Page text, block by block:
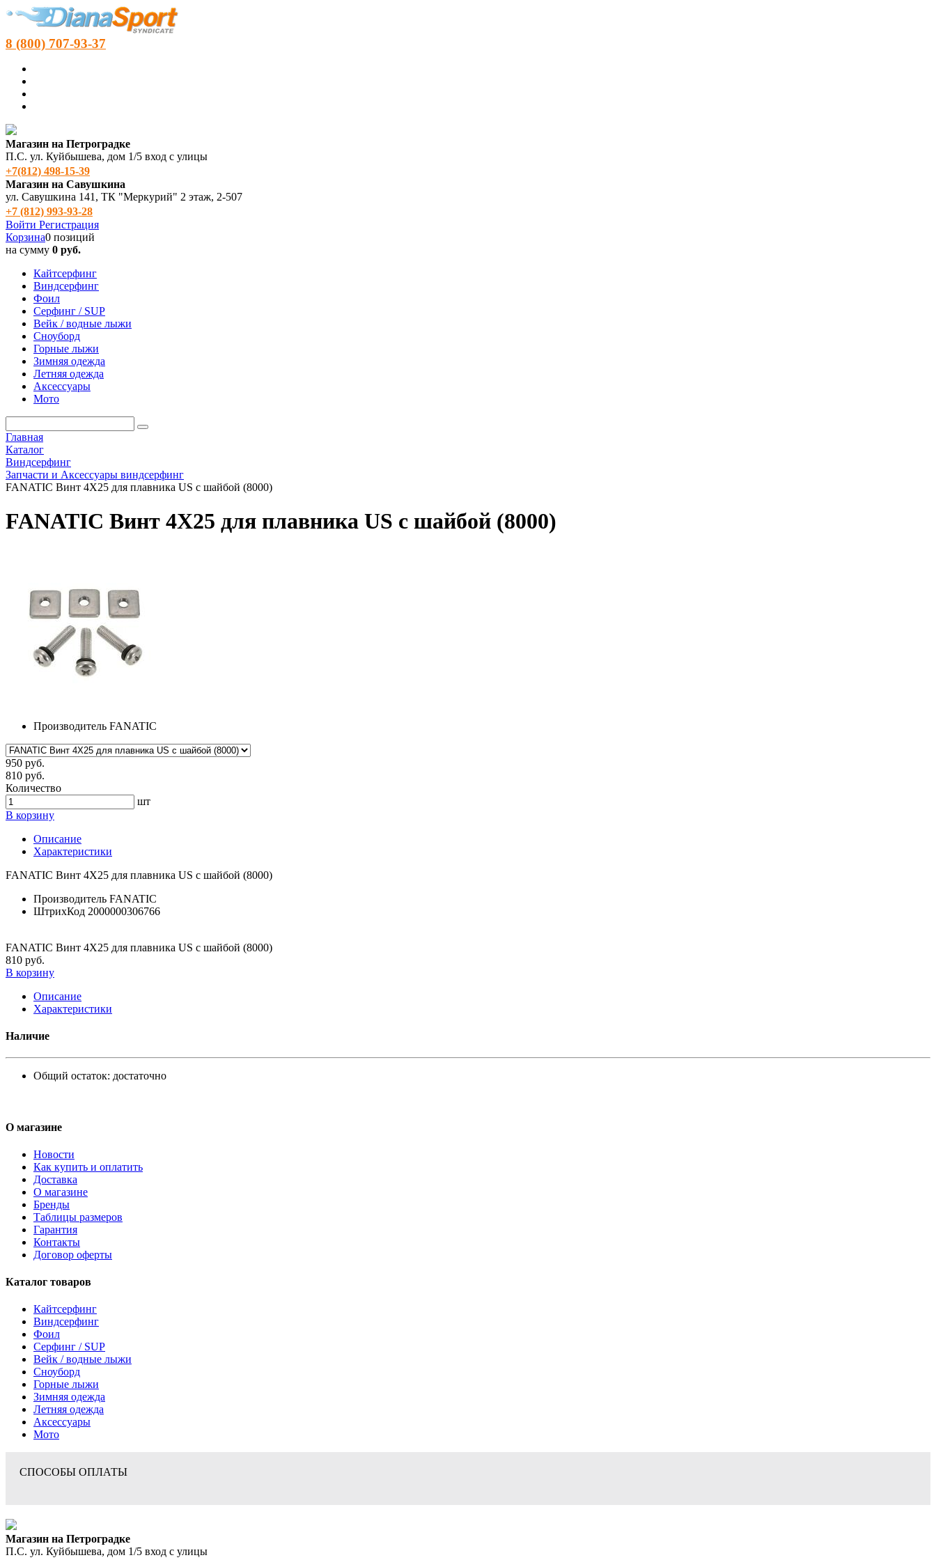
8 (800) 707-93-37
Магазин на Петроградке
П.С. ул. Куйбышева, дом 1/5 вход с улицы
+7(812) 498‑15-39
Магазин на Савушкина
ул. Савушкина 141, ТК "Меркурий" 2 этаж, 2-507
+7 (812) 993-93-28
Войти Регистрация
Корзина0 позиций
на сумму 0 руб.
Кайтсерфинг
Виндсерфинг
Фоил
Серфинг / SUP
Вейк / водные лыжи
Сноуборд
Горные лыжи
Зимняя одежда
Летняя одежда
Аксессуары
Мото
Главная
Каталог
Виндсерфинг
Запчасти и Аксессуары виндсерфинг
FANATIC Винт 4Х25 для плавника US с шайбой (8000)
FANATIC Винт 4Х25 для плавника US с шайбой (8000)
Производитель FANATIC
950 руб.
810 руб.
Количество
шт
В корзину
Описание
Характеристики
FANATIC Винт 4Х25 для плавника US с шайбой (8000)
Производитель FANATIC
ШтрихКод 2000000306766
FANATIC Винт 4Х25 для плавника US с шайбой (8000)
810 руб.
В корзину
Описание
Характеристики
Наличие
Общий остаток: достаточно
О магазине
Новости
Как купить и оплатить
Доставка
О магазине
Бренды
Таблицы размеров
Гарантия
Контакты
Договор оферты
Каталог товаров
Кайтсерфинг
Виндсерфинг
Фоил
Серфинг / SUP
Вейк / водные лыжи
Сноуборд
Горные лыжи
Зимняя одежда
Летняя одежда
Аксессуары
Мото
СПОСОБЫ ОПЛАТЫ
Магазин на Петроградке
П.С. ул. Куйбышева, дом 1/5 вход с улицы